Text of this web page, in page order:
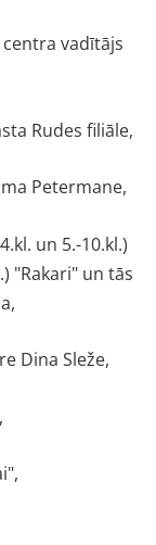
vadītājs
Rudes filiāle,
Petermane,
un 5.-10.kl.)
"Rakari" un tās
Dina Sleže,